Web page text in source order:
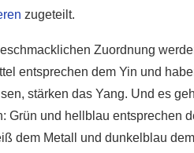
zugeteilt.
Zuordnung
entsprechen dem Yin und
stärken das Yang. Und es
Grün und hellblau entsprechen
dem Metall und dunkelblau